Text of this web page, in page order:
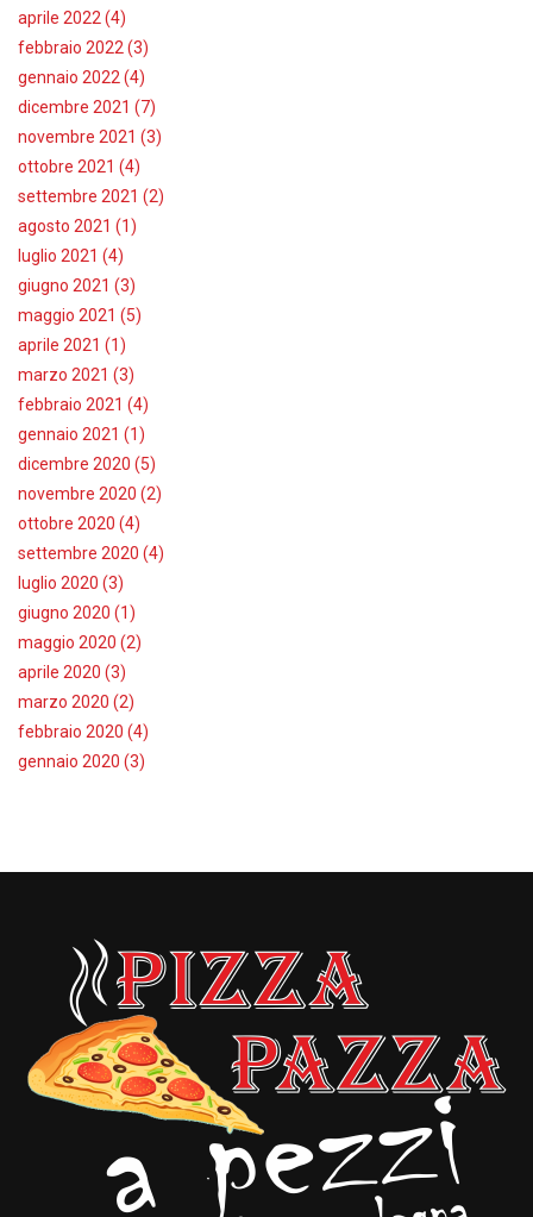
aprile 2022 (4)
febbraio 2022 (3)
gennaio 2022 (4)
dicembre 2021 (7)
novembre 2021 (3)
ottobre 2021 (4)
settembre 2021 (2)
agosto 2021 (1)
luglio 2021 (4)
giugno 2021 (3)
maggio 2021 (5)
aprile 2021 (1)
marzo 2021 (3)
febbraio 2021 (4)
gennaio 2021 (1)
dicembre 2020 (5)
novembre 2020 (2)
ottobre 2020 (4)
settembre 2020 (4)
luglio 2020 (3)
giugno 2020 (1)
maggio 2020 (2)
aprile 2020 (3)
marzo 2020 (2)
febbraio 2020 (4)
gennaio 2020 (3)